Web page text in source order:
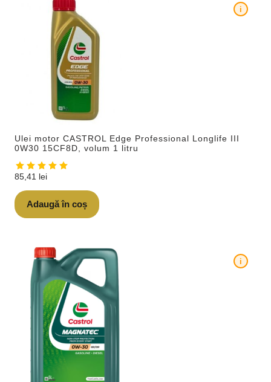
Ulei motor CASTROL Edge Professional Longlife III
0W30 15CF8D, volum 1 litru
i
85,41 lei
Adaugă în coș
i